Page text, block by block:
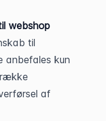
webshop
til
anbefales kun
af